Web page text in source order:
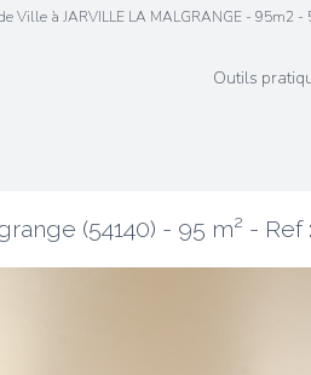
Ville à JARVILLE LA MALGRANGE - 95m2 -
Outils
(54140) - 95 m² - Ref